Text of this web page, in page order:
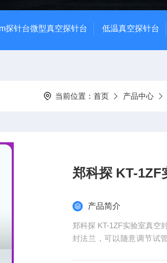
探针台微型真空探针台 低温真空探针台
当前位置： 首页 产品中心
郑科探 KT-1ZF
产品简介
郑科探 KT-1ZF实验室真空
封法兰，可以随意调节试